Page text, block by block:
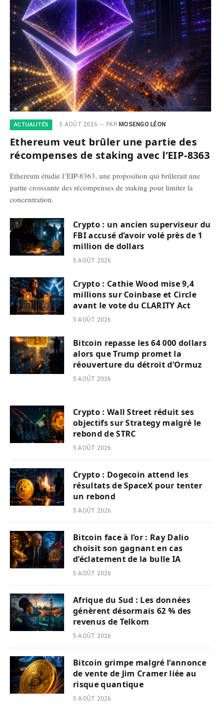
ACTUALITÉS 5 AOÛT 2026 PAR MOSENGO LÉON
Ethereum veut brûler une partie des
récompenses de staking avec l’EIP-8363
Ethereum étudie l’EIP-8363, une proposition qui brûlerait une
partie croissante des récompenses de staking pour limiter la
concentration.
Crypto : un ancien superviseur du
FBI accusé d’avoir volé près de 1
million de dollars
5 AOÛT 2026
Crypto : Cathie Wood mise 9,4
millions sur Coinbase et Circle
avant le vote du CLARITY Act
5 AOÛT 2026
Bitcoin repasse les 64 000 dollars
alors que Trump promet la
réouverture du détroit d’Ormuz
5 AOÛT 2026
Crypto : Wall Street réduit ses
objectifs sur Strategy malgré le
rebond de STRC
5 AOÛT 2026
Crypto : Dogecoin attend les
résultats de SpaceX pour tenter
un rebond
5 AOÛT 2026
Bitcoin face à l’or : Ray Dalio
choisit son gagnant en cas
d’éclatement de la bulle IA
5 AOÛT 2026
Afrique du Sud : Les données
génèrent désormais 62 % des
revenus de Telkom
5 AOÛT 2026
Bitcoin grimpe malgré l’annonce
de vente de Jim Cramer liée au
risque quantique
5 AOÛT 2026